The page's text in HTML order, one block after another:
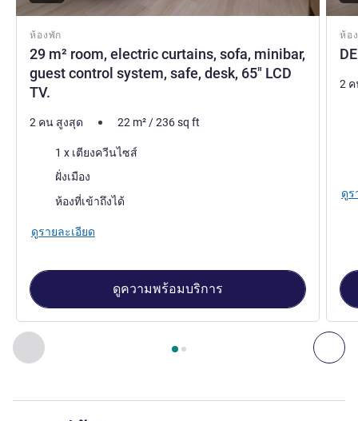
ก่อนหน้า - ห้องพัก ถั
หน้า1 , ห้องพัก 1 : 29 m² room, electric curtains, sofa,
ห้องพัก
29 m² room, electric curtains, sofa, minibar,
guest control system, safe, desk, 65" LCD
TV.
2 คน สูงสุด 22 m²/236sq ft
เครื่องนอน
1 x เตียงควีนไซส์
ฝั่งเมือง
ห้องที่เข้าถึงได้
ดูรายละเอียด
ดูความพร้อมบริการ
ห้อ
2
ดูร